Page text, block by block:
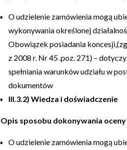
O udzielenie zamówienia mogą
wykonywania określonej
Obowiązek posiadania
z 2008 r. Nr 45 .poz. 271) –
spełniania warunków udziału w
dokumentów
III.3.2) Wiedza i doświadczenie
Opis sposobu dokonywania
O udzielenie zamówienia mogą